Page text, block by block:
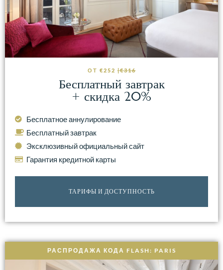
РАСПРОДАЖА КОДА FLASH: PARIS
ОТ €252|€316
Бесплатный завтрак
+ скидка 20%
Бесплатное аннулирование
Бесплатный завтрак
Эксклюзивный официальный сайт
Гарантия кредитной карты
ТАРИФЫ И ДОСТУПНОСТЬ